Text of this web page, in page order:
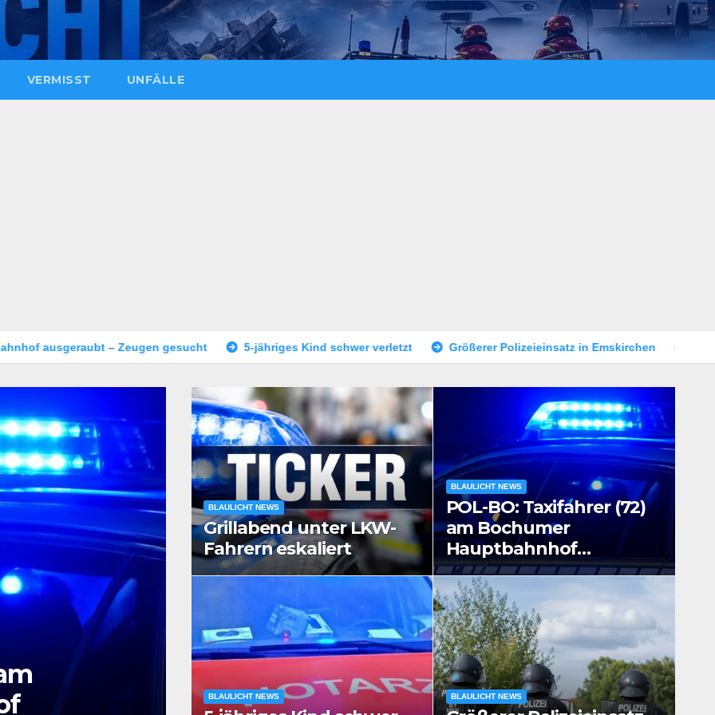
VERMISST UNFÄLLE
gesucht 5-jähriges Kind schwer verletzt Größerer Polizeieinsatz in Emskirchen Aktuelle
Größerer Polizeieinsatz in
BLAULICHT NEWS
Grillabend unter LKW-
Fahrern eskaliert
BLAULICHT NEWS
POL-BO: Taxifahrer (72)
am Bochumer
Hauptbahnhof
ausgeraubt – Zeugen
gesucht
BLAULICHT NEWS BLAULICHT NEWS